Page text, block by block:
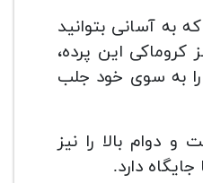
به آسانی بتوانید
این پرده،
به سوی خود جلب
دوام بالا را نیز
دارد.